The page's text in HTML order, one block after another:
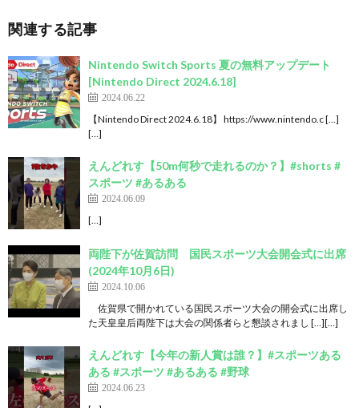
関連する記事
Nintendo Switch Sports 夏の無料アップデート
[Nintendo Direct 2024.6.18]
2024.06.22
【Nintendo Direct 2024.6.18】 https://www.nintendo.c […]
[…]
えんどれす【50m何秒で走れるのか？】#shorts #
スポーツ #あるある
2024.06.09
[…]
両陛下が佐賀訪問 国民スポーツ大会開会式に出席
(2024年10月6日)
2024.10.06
佐賀県で開かれている国民スポーツ大会の開会式に出席し
た天皇皇后両陛下は大会の関係者らと懇談されまし […][…]
えんどれす【今年の新人賞は誰？】#スポーツある
ある #スポーツ #あるある #野球
2024.06.23